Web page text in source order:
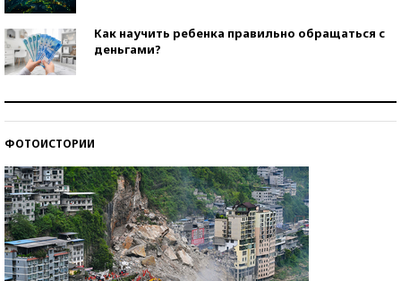
Как научить ребенка правильно обращаться с
деньгами?
ФОТОИСТОРИИ